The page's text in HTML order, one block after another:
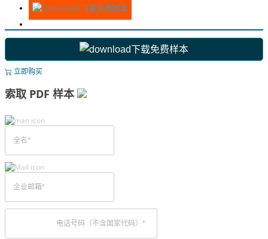
下载免费样本
下载免费样本
立即购买
索取 PDF 样本